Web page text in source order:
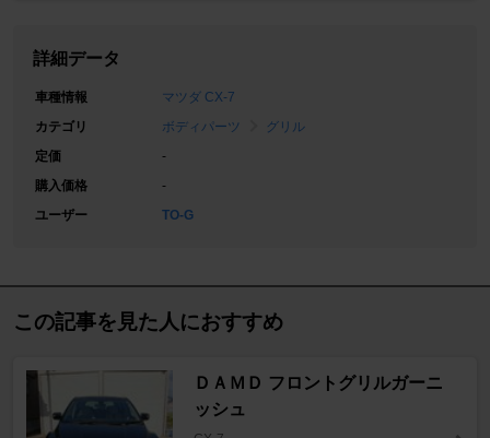
詳細データ
車種情報
マツダ CX-7
カテゴリ
ボディパーツ
グリル
定価
-
購入価格
-
ユーザー
TO-G
この記事を見た人におすすめ
ＤＡＭＤ フロントグリルガーニ
ッシュ